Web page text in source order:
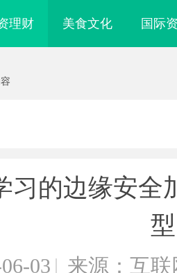
理财 美食文化 国际
习的边缘安全
型
03 | 来源：互联